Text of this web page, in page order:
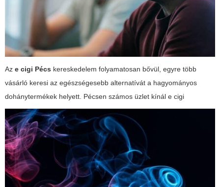
Az e cigi Pécs kereskedelem folyamatosan bővül, egyre több
vásárló keresi az egészségesebb alternatívát a hagyományos
dohánytermékek helyett. Pécsen számos üzlet kínál e cigi